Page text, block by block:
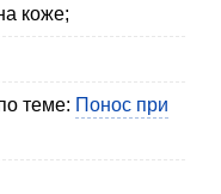
коже;
теме: Понос при